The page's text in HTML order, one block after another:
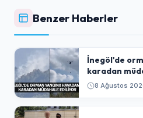
Benzer Haberler
İnegöl'de
karadan
8 Ağustos